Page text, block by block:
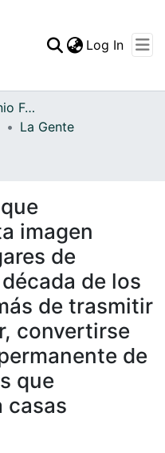
Statistics
Log In
Archivo del Patrimonio Fotográfico y Fílmico del Valle del Cauca
La Gente
imagen
de
de los
de trasmitir
convertirse
de
que
casas